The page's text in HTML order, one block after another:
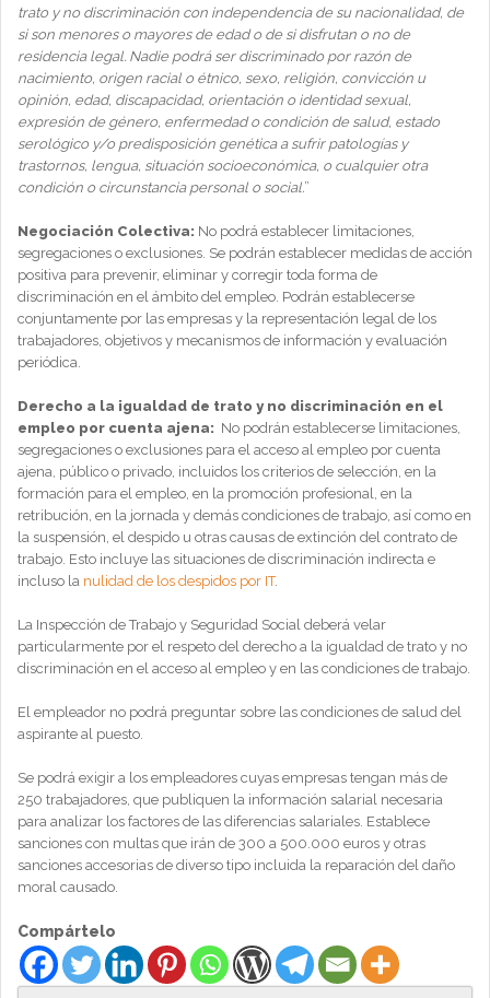
trato y no discriminación con independencia de su nacionalidad, de
si son menores o mayores de edad o de si disfrutan o no de
residencia legal. Nadie podrá ser discriminado por razón de
nacimiento, origen racial o étnico, sexo, religión, convicción u
opinión, edad, discapacidad, orientación o identidad sexual,
expresión de género, enfermedad o condición de salud, estado
serológico y/o predisposición genética a sufrir patologías y
trastornos, lengua, situación socioeconómica, o cualquier otra
condición o circunstancia personal o social.”
Negociación Colectiva: No podrá establecer limitaciones,
segregaciones o exclusiones. Se podrán establecer medidas de acción
positiva para prevenir, eliminar y corregir toda forma de
discriminación en el ámbito del empleo. Podrán establecerse
conjuntamente por las empresas y la representación legal de los
trabajadores, objetivos y mecanismos de información y evaluación
periódica.
Derecho a la igualdad de trato y no discriminación en el
empleo por cuenta ajena: No podrán establecerse limitaciones,
segregaciones o exclusiones para el acceso al empleo por cuenta
ajena, público o privado, incluidos los criterios de selección, en la
formación para el empleo, en la promoción profesional, en la
retribución, en la jornada y demás condiciones de trabajo, así como en
la suspensión, el despido u otras causas de extinción del contrato de
trabajo. Esto incluye las situaciones de discriminación indirecta e
incluso la nulidad de los despidos por IT.
La Inspección de Trabajo y Seguridad Social deberá velar
particularmente por el respeto del derecho a la igualdad de trato y no
discriminación en el acceso al empleo y en las condiciones de trabajo.
El empleador no podrá preguntar sobre las condiciones de salud del
aspirante al puesto.
Se podrá exigir a los empleadores cuyas empresas tengan más de
250 trabajadores, que publiquen la información salarial necesaria
para analizar los factores de las diferencias salariales. Establece
sanciones con multas que irán de 300 a 500.000 euros y otras
sanciones accesorias de diverso tipo incluida la reparación del daño
moral causado.
Compártelo